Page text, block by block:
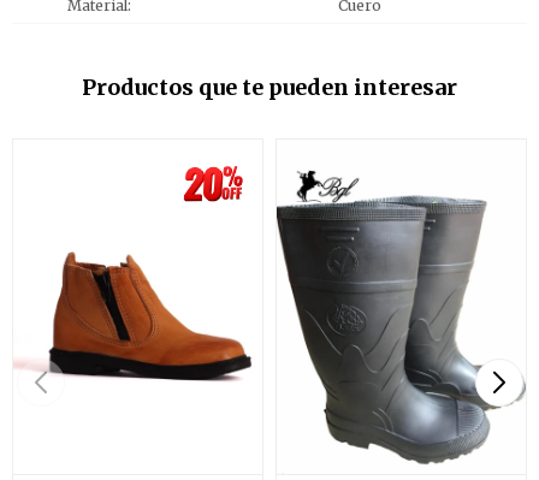
Material
Cuero
Productos que te pueden interesar